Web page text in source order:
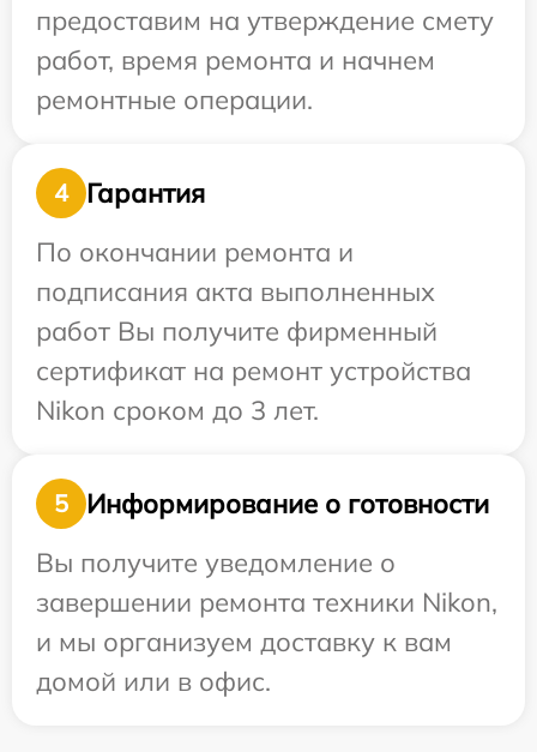
предоставим на утверждение смету
работ, время ремонта и начнем
ремонтные операции.
4
Гарантия
По окончании ремонта и
подписания акта выполненных
работ Вы получите фирменный
сертификат на ремонт устройства
Nikon сроком до 3 лет.
5
Информирование о готовности
Вы получите уведомление о
завершении ремонта техники Nikon,
и мы организуем доставку к вам
домой или в офис.